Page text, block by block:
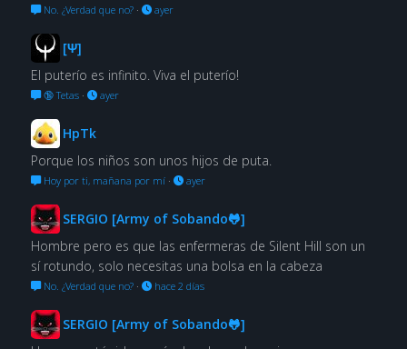
No. ¿Verdad que no?· ayer
[Ψ]
El puterío es infinito. Viva el puterío!
🔞 Tetas· ayer
HpTk
Porque los niños son unos hijos de puta.
Hoy por ti, mañana por mí· ayer
SERGIO [Army of Sobando🐸]
Hombre pero es que las enfermeras de Silent Hill son un
sí rotundo, solo necesitas una bolsa en la cabeza
No. ¿Verdad que no?· hace 2 días
SERGIO [Army of Sobando🐸]